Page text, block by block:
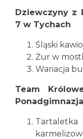
Dziewczyny z
7 w Tychach
Śląski
Żur w
Wariacja
Team